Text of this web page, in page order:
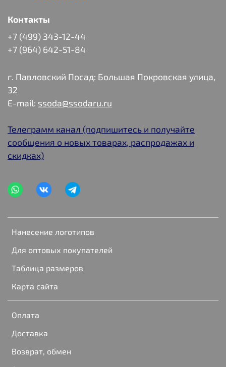
Нанесение логотипов
Для оптовых покупателей
Таблица размеров
Карта сайта
Оплата
Доставка
Возврат, обмен
Контакты
+7 (499) 343-12-44
+7 (964) 642-51-84
г. Павловский Посад: Большая Покровская улица,
32
E-mail: ssoda@ssodaru.ru
Телеграмм канал (подпишитесь и получайте
сообщения о новых товарах, распродажах и
скидках)